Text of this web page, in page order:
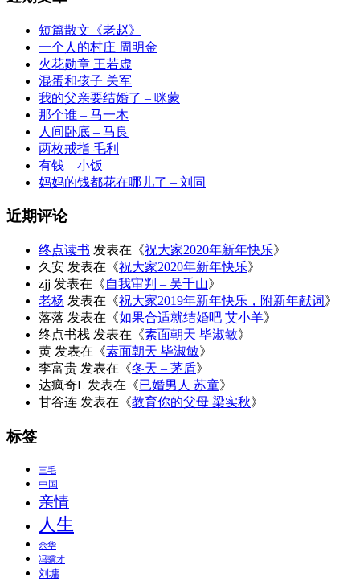
短篇散文《老赵》
一个人的村庄 周明金
火花勋章 王若虚
混蛋和孩子 关军
我的父亲要结婚了 – 咪蒙
那个谁 – 马一木
人间卧底 – 马良
两枚戒指 毛利
有钱 – 小饭
妈妈的钱都花在哪儿了 – 刘同
近期评论
终点读书 发表在《祝大家2020年新年快乐》
久安 发表在《祝大家2020年新年快乐》
zjj 发表在《自我审判 – 吴千山》
老杨 发表在《祝大家2019年新年快乐，附新年献词》
落落 发表在《如果合适就结婚吧 艾小羊》
终点书栈 发表在《素面朝天 毕淑敏》
黄 发表在《素面朝天 毕淑敏》
李富贵 发表在《冬天 – 茅盾》
达疯奇L 发表在《已婚男人 苏童》
甘谷连 发表在《教育你的父母 梁实秋》
标签
三毛
中国
亲情
人生
余华
冯骥才
刘墉